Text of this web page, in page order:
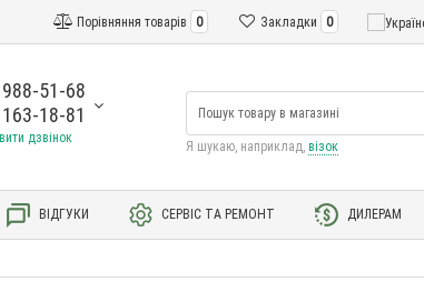
Закладки 0
Порівняння товарів 0
51-68
18-81
дзвінок
Я шукаю, наприклад, візок
ВІДГУКИ СЕРВІС ТА РЕМОНТ ДИЛЕРАМ